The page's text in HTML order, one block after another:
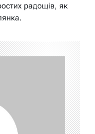
радощів, як